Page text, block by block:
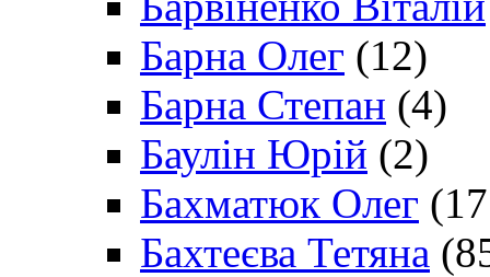
Барна Олег (12)
Барна Степан (4)
Баулін Юрій (2)
Бахматюк Олег
Бахтеєва Тетяна